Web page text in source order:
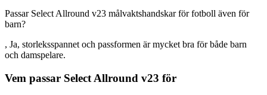
Passar Select Allround v23 målvaktshandskar för fotboll även för
barn?
, Ja, storleksspannet och passformen är mycket bra för både barn
och damspelare.
Vem passar Select Allround v23 för